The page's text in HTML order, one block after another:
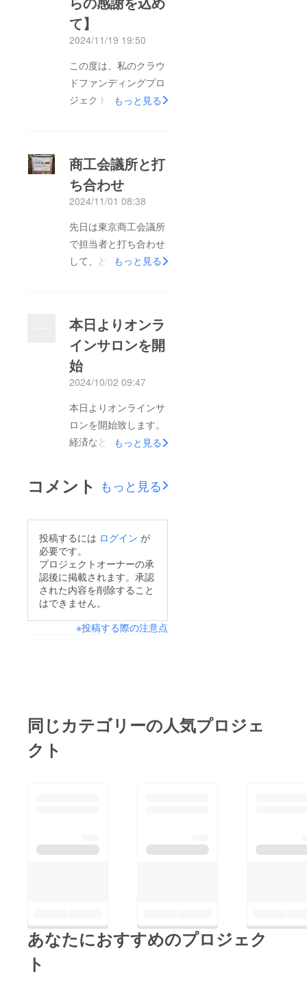
て】
2024/11/19 19:50
この度は、私のクラウ
ドファンディングプロ
ジェクト「Web3.0時
「無料プログラミング
スクールの開設」にご
支援いただき、誠にあ
りがとうございまし
た。目標達成には至ら
なかったものの、皆様
されました。現在の社
会が多くの困難に直面
している中で、このよ
うに多くの方々が私の
貴重な時間とご支援を
寄せてくださったこと
に、心から感謝申し上
支援やメッセージを胸
に、プロジェクトを一
し、挑戦を続けてまい
ります。私の目指すど
んな方でも無料で学
び、成長し、つながる
現するために、引き続
て、何らかの形でご報
告させていただきま
お願い申し上げます。
もっと見る
商工会議所と打
ち合わせ
2024/11/01 08:38
先日は東京商工会議所
で担当者と打ち合わせ
して、どんな補助金が
もっと見る
本日よりオンラ
インサロンを開
始
2024/10/02 09:47
本日よりオンラインサ
ロンを開始致します。
経済など基本的なお金
暗号通貨、Web3.0、
ブロックチェーンにつ
ジェクトの資金とさせ
て頂きます。
もっと見る
コメント もっと見る
投稿するには ログイン が
必要です。
プロジェクトオーナーの承
認後に掲載されます。承認
された内容を削除すること
はできません。
※投稿する際の注意点
同じカテゴリーの人気プロジェ
クト
あなたにおすすめのプロジェク
ト